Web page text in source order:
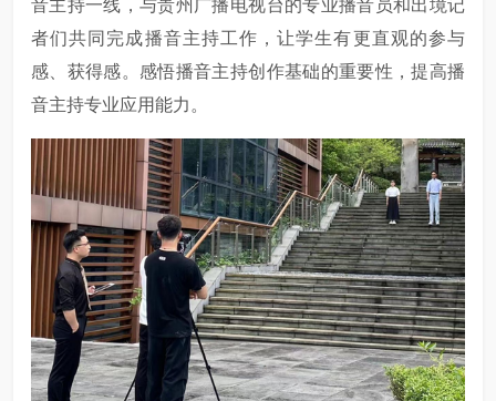
音主持一线，与贵州广播电视台的专业播音员和出境记
者们共同完成播音主持工作，让学生有更直观的参与
感、获得感。感悟播音主持创作基础的重要性，提高播
音主持专业应用能力。